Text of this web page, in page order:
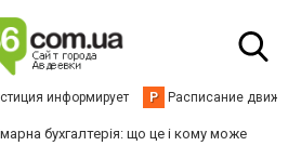
информирует Р Расписание
бухгалтерія: що це і кому може